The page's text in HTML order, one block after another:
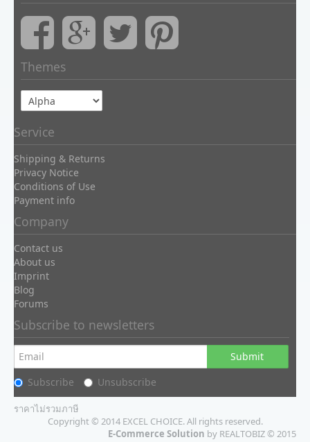
Themes
Service
Shipping & Returns
Privacy Notice
Conditions of Use
Payment info
Company
Contact us
About us
Imprint
Blog
Forums
Subscribe to newsletters
Submit
Subscribe
Unsubscribe
ราคาไม่รวมภาษี
Copyright © 2014 EXCEL CHOICE. All rights reserved.
E-Commerce Solution by REALTOBIZ © 2015